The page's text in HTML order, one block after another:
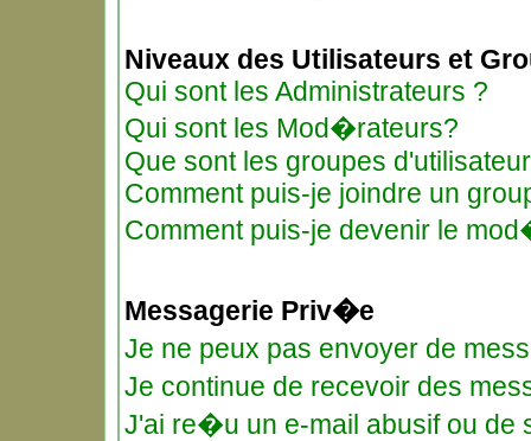
Niveaux des Utilisateurs et
Qui sont les Administrateurs ?
Qui sont les Mod�rateurs?
Que sont les groupes
Comment puis-je joindre un
Comment puis-je devenir le
Messagerie Priv�e
Je ne peux pas envoyer de
Je continue de recevoir des
J'ai re�u un e-mail abusif ou de